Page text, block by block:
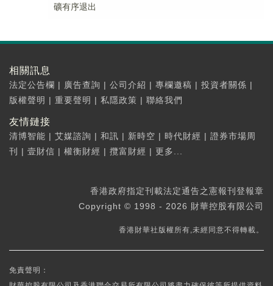
礦有序退出
相關訊息
法定公告欄 | 廣告查詢 | 公司介紹 | 專欄邀稿 | 投資者關係 |
版權聲明 | 重要聲明 | 私隱政策 | 聯絡我們
友情鏈接
清博智能 | 艾媒諮詢 | 和訊 | 新時空 | 時代財經 | 證券市場周
刊
| 壹財信 | 權衡財經 | 攬富財經 | 更多...
香港政府指定刊載法定通告之憲報刊登報章
Copyright © 1998 - 2026 財華控股有限公司
香港財華社版權所有,未經同意不得轉載。
免責聲明：